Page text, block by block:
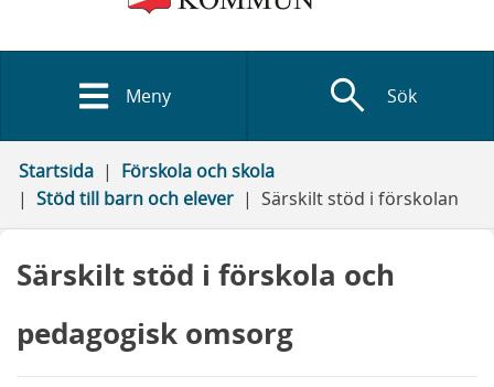
Meny search Sök
Startsida
Förskola och skola
Stöd till barn och elever
Särskilt stöd i förskolan
Särskilt stöd i förskola och
pedagogisk omsorg